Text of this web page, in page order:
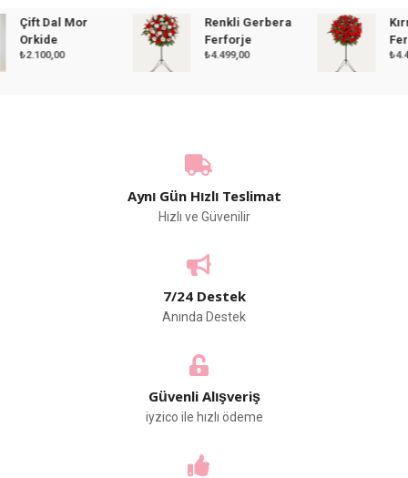
Dal Mor
2.100,00
Renkli Gerbera
Ferforje
4.499,00
Aynı Gün Hızlı Teslimat
Hızlı ve Güvenilir
7/24 Destek
Anında Destek
Güvenli Alışveriş
iyzico ile hızlı ödeme